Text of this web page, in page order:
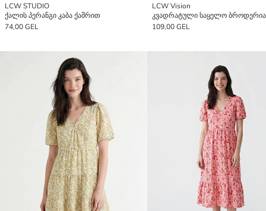
LCW STUDIO
ქალის პერანგი კაბა ქამრით
74,00 GEL
LCW Vision
109,00 GEL